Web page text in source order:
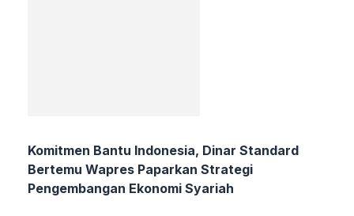
Komitmen Bantu Indonesia, Dinar Standard
Bertemu Wapres Paparkan Strategi
Pengembangan Ekonomi Syariah